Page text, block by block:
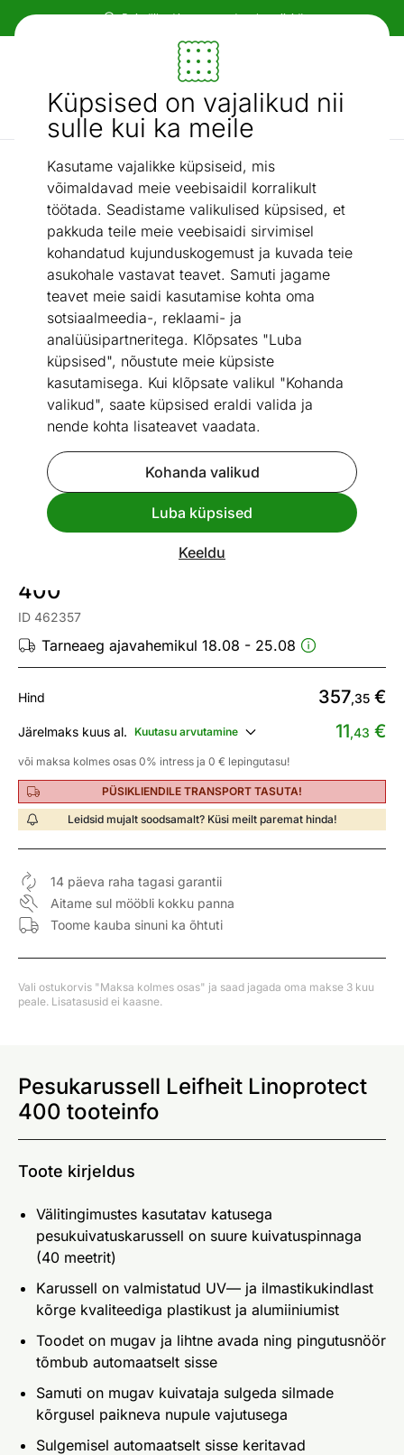
Küpsised on vajalikud nii
sulle kui ka meile
Kasutame vajalikke küpsiseid, mis
võimaldavad meie veebisaidil korralikult
töötada. Seadistame valikulised küpsised, et
pakkuda teile meie veebisaidi sirvimisel
kohandatud kujunduskogemust ja kuvada teie
asukohale vastavat teavet. Samuti jagame
teavet meie saidi kasutamise kohta oma
sotsiaalmeedia-, reklaami- ja
analüüsipartneritega. Klõpsates "Luba
küpsised", nõustute meie küpsiste
kasutamisega. Kui klõpsate valikul "Kohanda
valikud", saate küpsised eraldi valida ja
nende kohta lisateavet vaadata.
Kohanda valikud
Luba küpsised
Keeldu
Paindlikud ja mugavad makseviisid!
Mööbel ja sisustus - ON24
Otsi...
AI otsing
Pesukuivatusrestid / Pesukarussell Leifheit Linoprotect 400
1 / 21
Vaata sarnaseid
400
ID 462357
Tarneaeg ajavahemikul 18.08 - 25.08
Hind 357,35 €
Järelmaks kuus al. Kuutasu arvutamine 11,43 €
või maksa kolmes osas 0% intress ja 0 € lepingutasu!
PÜSIKLIENDILE TRANSPORT TASUTA!
Leidsid mujalt soodsamalt? Küsi meilt paremat hinda!
14 päeva raha tagasi garantii
Aitame sul mööbli kokku panna
Toome kauba sinuni ka õhtuti
Vali ostukorvis "Maksa kolmes osas" ja saad jagada oma makse 3 kuu
peale. Lisatasusid ei kaasne.
Pesukarussell Leifheit Linoprotect
400 tooteinfo
Toote kirjeldus
Välitingimustes kasutatav katusega
pesukuivatuskarussell on suure kuivatuspinnaga
(40 meetrit)
Karussell on valmistatud UV— ja ilmastikukindlast
kõrge kvaliteediga plastikust ja alumiiniumist
Toodet on mugav ja lihtne avada ning pingutusnöör
tõmbub automaatselt sisse
Samuti on mugav kuivataja sulgeda silmade
kõrgusel paikneva nupule vajutusega
Sulgemisel automaatselt sisse keritavad